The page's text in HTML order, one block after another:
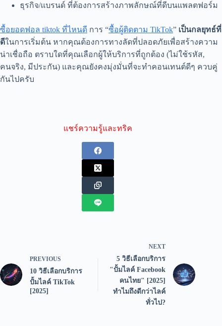
ธุรกิจ/แบรนด์ ที่ต้องการสร้างภาพลักษณ์ที่ดีบนแพลตฟอร์ม
ซื้อยอดฟอล tiktok ที่ไหนดี การ “ซื้อผู้ติดตาม TikTok” เป็นกลยุทธ์ที่
ดีในการเริ่มต้น หากคุณต้องการทางลัดที่ปลอดภัยเพื่อสร้างความ
น่าเชื่อถือ ตราบใดที่คุณเลือกผู้ให้บริการที่ถูกต้อง (ไม่ใช้รหัส,
คนจริง, มีประกัน) และคุณยังคงมุ่งมั่นที่จะทำคอนเทนต์ดีๆ ควบคู่
กันไปครับ
แชร์ความรู้และทริค
PREVIOUS
10 วิธีเลือกบริการ
ปั้มไลค์ TikTok
[2025]
NEXT
5 วิธีเลือกบริการ
"ปั้มไลค์ Facebook
คนไทย" [2025]
ทำไมถึงดีกว่าไลค์
ทั่วไป?